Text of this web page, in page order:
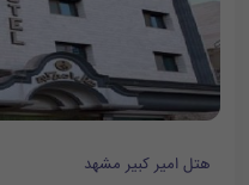
هتل امیر کبیر مشهد